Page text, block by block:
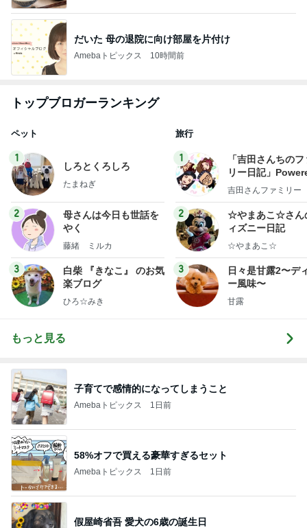
だいた 母の退院に向け部屋を片付け
Amebaトピックス 10時間前
トップブロガーランキング
ペット
1
しろとくろしろ
たまねぎ
2
母さんは今日も世話を
やく
藤緒 ミルカ
3
白柴 『きなこ』 のお気
楽ブログ
ひろ☆みき
旅行
1
「吉田さんちの
リー日記」
y Ameba 吉田さ
ログ
吉田さんファミリー
2
☆やまあこ☆さん
ィズニー日記
☆やまあこ☆
3
日々是甘露2〜デ
ー風味〜
甘露
もっと見る
子育てで感情的になってしまうこと
Amebaトピックス 1日前
58%オフで買える豪華すぎるセット
Amebaトピックス 1日前
假屋崎省吾 愛犬の6歳の誕生日